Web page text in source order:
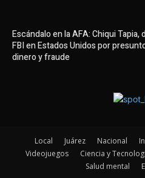
Escándalo en la AFA: Chiqui Tapia,
FBI en Estados Unidos por
dinero y fraude
Local Juárez Nacional
Videojuegos
Ciencia y
Salud mental